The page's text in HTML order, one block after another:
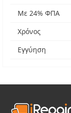
Με 24% ΦΠΑ
Χρόνος
Εγγύηση